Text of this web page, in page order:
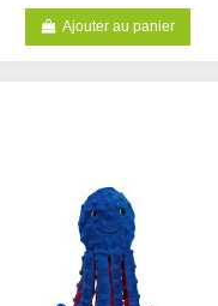
Ajouter au panier